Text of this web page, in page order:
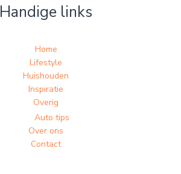
Handige links
Home
Lifestyle
Huishouden
Inspiratie
Overig
Auto tips
Over ons
Contact